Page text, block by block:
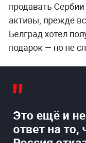
продавать
активы, прежде
Белград хотел
подарок — но не
Это ещё и
ответ на то,